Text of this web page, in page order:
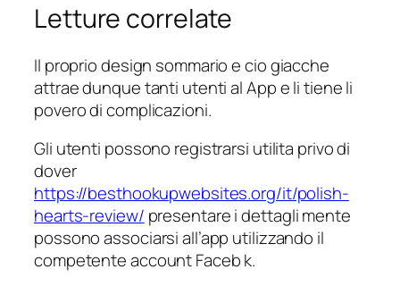
Letture correlate
Il proprio design sommario e cio giacche
attrae dunque tanti utenti al App e li tiene li
povero di complicazioni.
Gli utenti possono registrarsi utilita privo di
dover
https://besthookupwebsites.org/it/polish-
hearts-review/ presentare i dettagli mente
possono associarsi all’app utilizzando il
competente account Faceb k.